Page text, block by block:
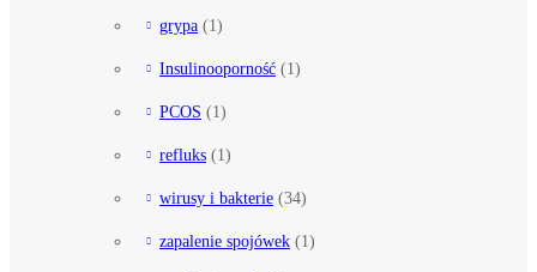
grypa (1)
Insulinooporność (1)
PCOS (1)
refluks (1)
wirusy i bakterie (34)
zapalenie spojówek (1)